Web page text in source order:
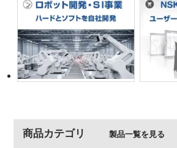
商品カテゴリ製品一覧を見る